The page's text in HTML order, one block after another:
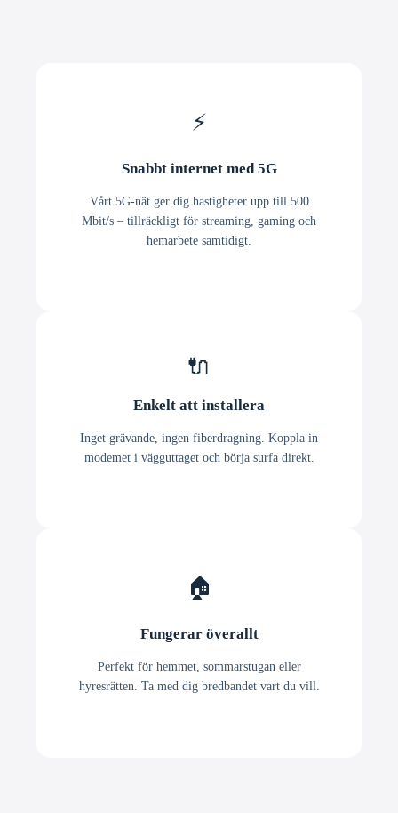
⚡
Snabbt internet med 5G
Vårt 5G-nät ger dig hastigheter upp till 500
Mbit/s – tillräckligt för streaming, gaming och
hemarbete samtidigt.
🔌
Enkelt att installera
Inget grävande, ingen fiberdragning. Koppla in
modemet i vägguttaget och börja surfa direkt.
🏠
Fungerar överallt
Perfekt för hemmet, sommarstugan eller
hyresrätten. Ta med dig bredbandet vart du vill.